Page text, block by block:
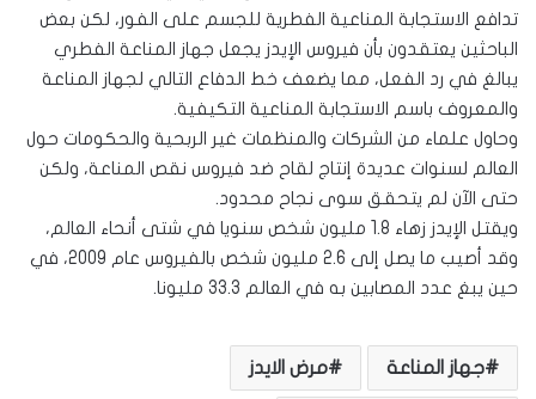
تدافع الاستجابة المناعية الفطرية للجسم على الفور، لكن بعض
الباحثين يعتقدون بأن فيروس الإيدز يجعل جهاز المناعة الفطري
يبالغ في رد الفعل، مما يضعف خط الدفاع التالي لجهاز المناعة
والمعروف باسم الاستجابة المناعية التكيفية.
وحاول علماء من الشركات والمنظمات غير الربحية والحكومات حول
العالم لسنوات عديدة إنتاج لقاح ضد فيروس نقص المناعة، ولكن
حتى الآن لم يتحقق سوى نجاح محدود.
ويقتل الإيدز زهاء 1.8 مليون شخص سنويا في شتى أنحاء العالم،
وقد أصيب ما يصل إلى 2.6 مليون شخص بالفيروس عام 2009، في
حين يبغ عدد المصابين به في العالم 33.3 مليونا.
جهاز المناعة مرض الايدز